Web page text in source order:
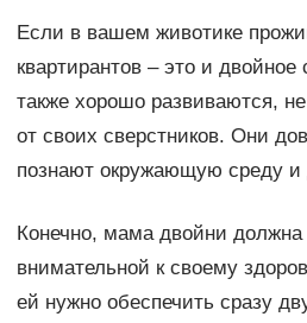
Если в вашем животике
квартирантов – это и
также хорошо развиваются,
от своих сверстников. Они
познают окружающую среду и
Конечно, мама двойни
внимательной к своему
ей нужно обеспечить сразу